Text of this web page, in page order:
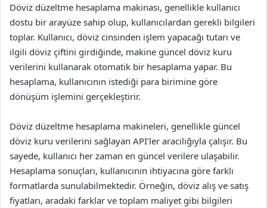
Döviz düzeltme hesaplama makinası, genellikle kullanıcı
dostu bir arayüze sahip olup, kullanıcılardan gerekli bilgileri
toplar. Kullanıcı, döviz cinsinden işlem yapacağı tutarı ve
ilgili döviz çiftini girdiğinde, makine güncel döviz kuru
verilerini kullanarak otomatik bir hesaplama yapar. Bu
hesaplama, kullanıcının istediği para birimine göre
dönüşüm işlemini gerçekleştirir.
Döviz düzeltme hesaplama makineleri, genellikle güncel
döviz kuru verilerini sağlayan API’ler aracılığıyla çalışır. Bu
sayede, kullanıcı her zaman en güncel verilere ulaşabilir.
Hesaplama sonuçları, kullanıcının ihtiyacına göre farklı
formatlarda sunulabilmektedir. Örneğin, döviz alış ve satış
fiyatları, aradaki farklar ve toplam maliyet gibi bilgileri